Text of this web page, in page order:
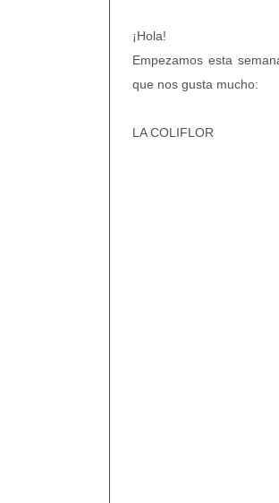
¡Hola!
Empezamos esta
que nos gusta mucho:
LA COLIFLOR